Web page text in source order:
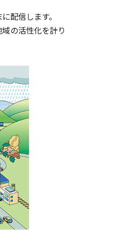
配信します。
の活性化を計り